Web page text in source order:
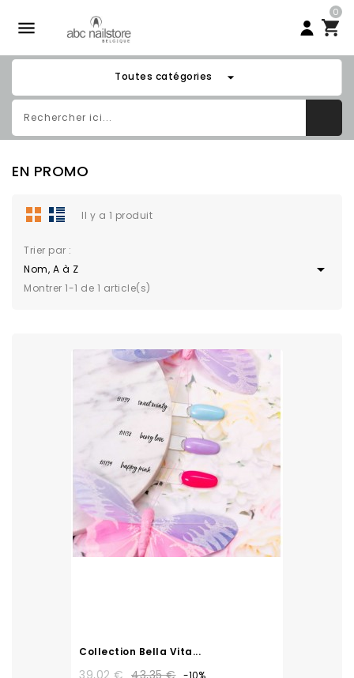

0
Toutes catégories arrow_drop_down
EN PROMO
Il y a 1 produit
Trier par :
Nom, A à Z

Montrer 1-1 de 1 article(s)
Collection Bella Vita...
39,02 € 43,35 € -10%